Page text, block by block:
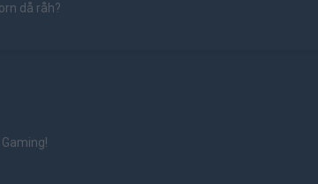
då råh?